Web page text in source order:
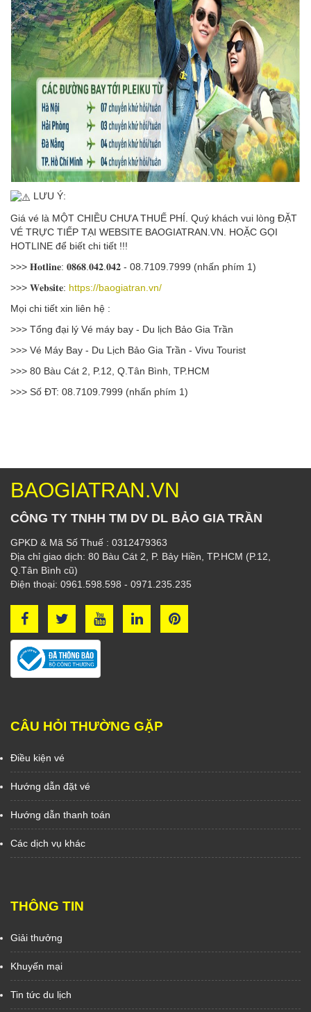
LƯU Ý:
Giá vé là MỘT CHIỀU CHƯA THUẾ PHÍ. Quý khách vui lòng ĐẶT
VÉ TRỰC TIẾP TẠI WEBSITE BAOGIATRAN.VN. HOẶC GỌI
HOTLINE để biết chi tiết !!!
>>> 𝐇𝐨𝐭𝐥𝐢𝐧𝐞: 𝟎𝟖𝟔𝟖.𝟎𝟒𝟐.𝟎𝟒𝟐 - 08.7109.7999 (nhấn phím 1)
>>> 𝐖𝐞𝐛𝐬𝐢𝐭𝐞: https://baogiatran.vn/
Mọi chi tiết xin liên hệ :
>>> Tổng đại lý Vé máy bay - Du lịch Bảo Gia Trần
>>> Vé Máy Bay - Du Lịch Bảo Gia Trần - Vivu Tourist
>>> 80 Bàu Cát 2, P.12, Q.Tân Bình, TP.HCM
>>> Số ĐT: 08.7109.7999 (nhấn phím 1)
BAOGIATRAN.VN
CÔNG TY TNHH TM DV DL BẢO GIA TRẦN
GPKD & Mã Số Thuế : 0312479363
Địa chỉ giao dịch: 80 Bàu Cát 2, P. Bảy Hiền, TP.HCM (P.12,
Q.Tân Bình cũ)
Điện thoại: 0961.598.598 - 0971.235.235
CÂU HỎI THƯỜNG GẶP
Điều kiện vé
Hướng dẫn đặt vé
Hướng dẫn thanh toán
Các dịch vụ khác
THÔNG TIN
Giải thưởng
Khuyến mại
Tin tức du lịch